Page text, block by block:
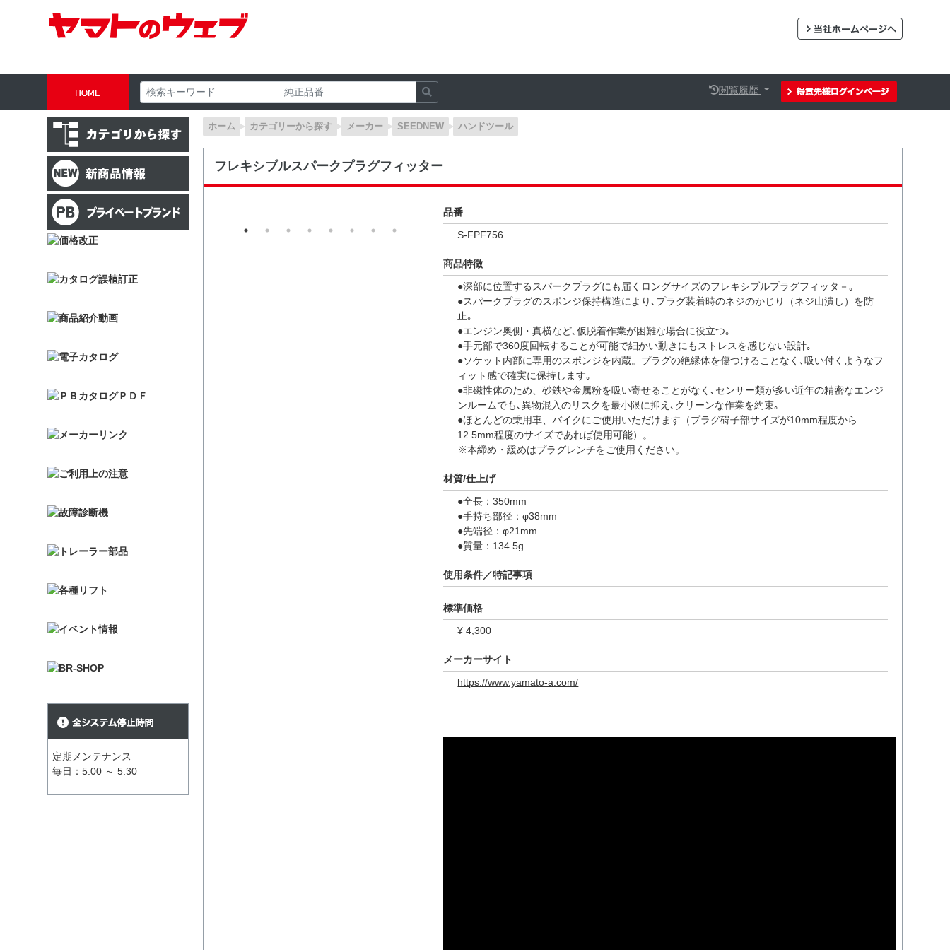
閲覧履歴
定期メンテナンス
毎日：5:00 ～ 5:30
ホーム カテゴリーから探す メーカー SEEDNEW ハンドツール
フレキシブルスパークプラグフィッター
品番
S-FPF756
商品特徴
●深部に位置するスパークプラグにも届くロングサイズのフレキシブルプラグフィッタ－｡
●スパークプラグのスポンジ保持構造により､プラグ装着時のネジのかじり（ネジ山潰し）を防
止｡
●エンジン奥側・真横など､仮脱着作業が困難な場合に役立つ｡
●手元部で360度回転することが可能で細かい動きにもストレスを感じない設計｡
●ソケット内部に専用のスポンジを内蔵。プラグの絶縁体を傷つけることなく､吸い付くようなフ
ィット感で確実に保持します｡
●非磁性体のため、砂鉄や金属粉を吸い寄せることがなく､センサー類が多い近年の精密なエンジ
ンルームでも､異物混入のリスクを最小限に抑え､クリーンな作業を約束｡
●ほとんどの乗用車、バイクにご使用いただけます（プラグ碍子部サイズが10mm程度から
12.5mm程度のサイズであれば使用可能）。
※本締め・緩めはプラグレンチをご使用ください。
材質/仕上げ
●全長：350mm
●手持ち部径：φ38mm
●先端径：φ21mm
●質量：134.5g
使用条件／特記事項
標準価格
¥ 4,300
メーカーサイト
https://www.yamato-a.com/